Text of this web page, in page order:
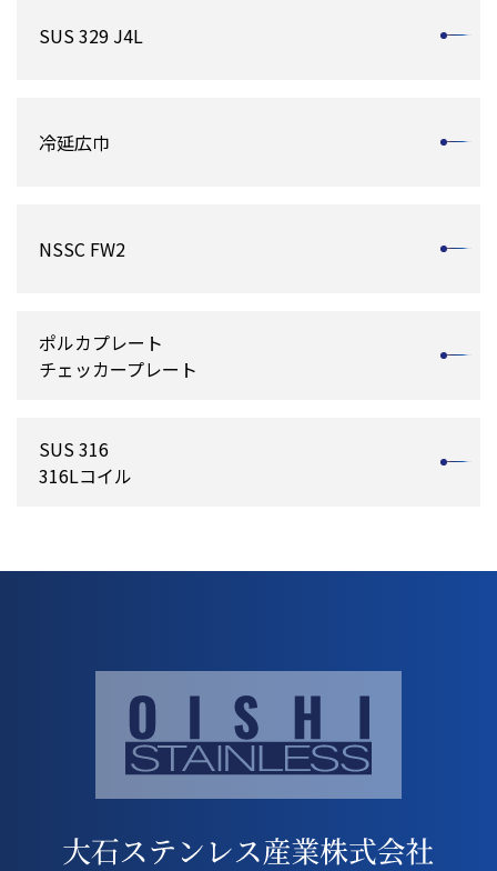
冷延広巾
ポルカプレート
チェッカープレート
SUS 329 J4L
NSSC FW2
SUS 316
316Lコイル